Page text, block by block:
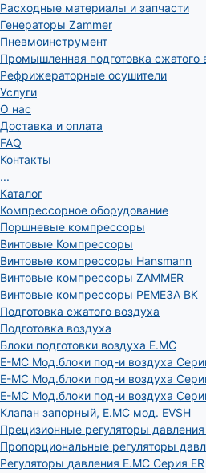
Расходные материалы и запчасти
Генераторы Zammer
Пневмоинструмент
Промышленная подготовка сжатого
Рефрижераторные осушители
Услуги
О нас
Доставка и оплата
FAQ
Контакты
...
Каталог
Компрессорное оборудование
Поршневые компрессоры
Винтовые Компрессоры
Винтовые компрессоры Hansmann
Винтовые компрессоры ZAMMER
Винтовые компрессоры РЕМЕЗА ВК
Подготовка сжатого воздуха
Подготовка воздуха
Блоки подготовки воздуха E.MC
E-MC Мод.блоки под-и воздуха
E-MC Мод.блоки под-и воздуха
E-MC Мод.блоки под-и воздуха
Клапан запорный, E.MC мод. EVSH
Прецизионные регуляторы давления
Пропорциональные регуляторы
Регуляторы давления E.MC Серия ER